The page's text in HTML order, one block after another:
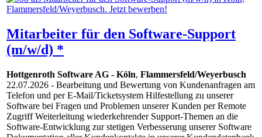
Mitarbeiter für den Software-Support
(m/w/d) *
Hottgenroth Software AG - Köln, Flammersfeld/Weyerbusch
22.07.2026 - Bearbeitung und Bewertung von Kundenanfragen am
Telefon und per E-Mail/Ticketsystem Hilfestellung zu unserer
Software bei Fragen und Problemen unserer Kunden per Remote
Zugriff Weiterleitung wiederkehrender Support-Themen an die
Software-Entwicklung zur stetigen Verbesserung unserer Software